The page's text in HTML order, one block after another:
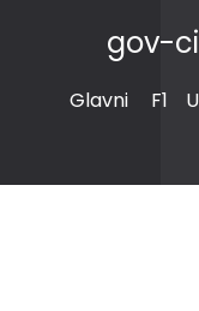
gov-
Glavni F1